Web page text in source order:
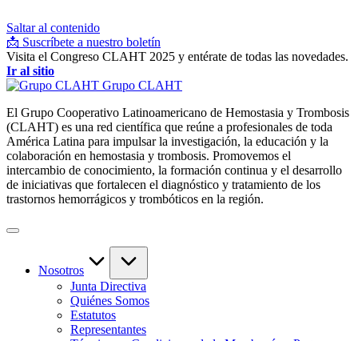
Saltar al contenido
📩 Suscríbete a nuestro boletín
Visita el Congreso CLAHT 2025 y entérate de todas las novedades.
Ir al sitio
Grupo CLAHT
El Grupo Cooperativo Latinoamericano de Hemostasia y Trombosis
(CLAHT) es una red científica que reúne a profesionales de toda
América Latina para impulsar la investigación, la educación y la
colaboración en hemostasia y trombosis. Promovemos el
intercambio de conocimiento, la formación continua y el desarrollo
de iniciativas que fortalecen el diagnóstico y tratamiento de los
trastornos hemorrágicos y trombóticos en la región.
Nosotros
Junta Directiva
Quiénes Somos
Estatutos
Representantes